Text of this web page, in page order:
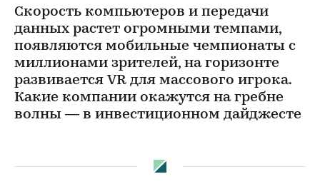
Скорость компьютеров и передачи
данных растет огромными темпами,
появляются мобильные чемпионаты с
миллионами зрителей, на горизонте
развивается VR для массового игрока.
Какие компании окажутся на гребне
волны — в инвестиционном дайджесте